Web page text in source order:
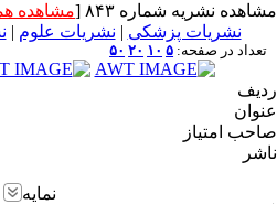
مشاهده نشریه شماره ۸۴۳ [ مشاهده
نشریات پزشکی | نشریات علوم |
تعداد در صفحه: ۵ ۱۰ ۲۰ ۵۰
ردیف
عنوان
صاحب امتیاز
ناشر
نمایه